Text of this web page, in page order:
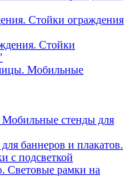
Стойки ограждения
Стойки
Мобильные
стенды для
баннеров и плакатов.
с подсветкой
Световые рамки на